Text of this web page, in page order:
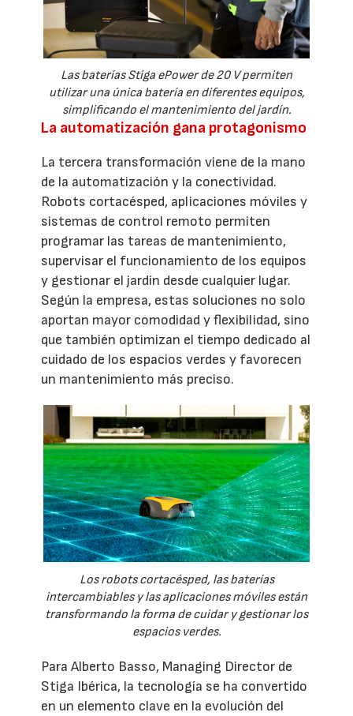
Las baterías Stiga ePower de 20 V permiten
utilizar una única batería en diferentes equipos,
simplificando el mantenimiento del jardín.
La automatización gana protagonismo
La tercera transformación viene de la mano
de la automatización y la conectividad.
Robots cortacésped, aplicaciones móviles y
sistemas de control remoto permiten
programar las tareas de mantenimiento,
supervisar el funcionamiento de los equipos
y gestionar el jardín desde cualquier lugar.
Según la empresa, estas soluciones no solo
aportan mayor comodidad y flexibilidad, sino
que también optimizan el tiempo dedicado al
cuidado de los espacios verdes y favorecen
un mantenimiento más preciso.
Los robots cortacésped, las baterías
intercambiables y las aplicaciones móviles están
transformando la forma de cuidar y gestionar los
espacios verdes.
Para Alberto Basso, Managing Director de
Stiga Ibérica, la tecnología se ha convertido
en un elemento clave en la evolución del